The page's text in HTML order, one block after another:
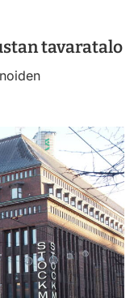
tavaratalo